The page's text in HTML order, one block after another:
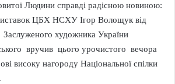
Людини справді радісною новиною:
ЦБХ НСХУ Ігор Волощук від
художника України
вручив цього урочистого вечора
високу нагороду Національної спілки